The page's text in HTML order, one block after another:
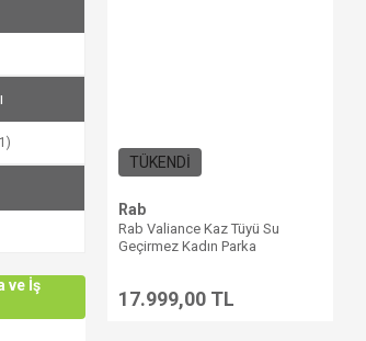
ve İş
TÜKENDİ
Rab
Rab Valiance Kaz Tüyü Su
Geçirmez Kadın Parka
17.999,00 TL